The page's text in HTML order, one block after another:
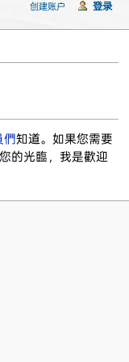
們知道。如果您需要
的光臨，我是歡迎
创建账户 登录